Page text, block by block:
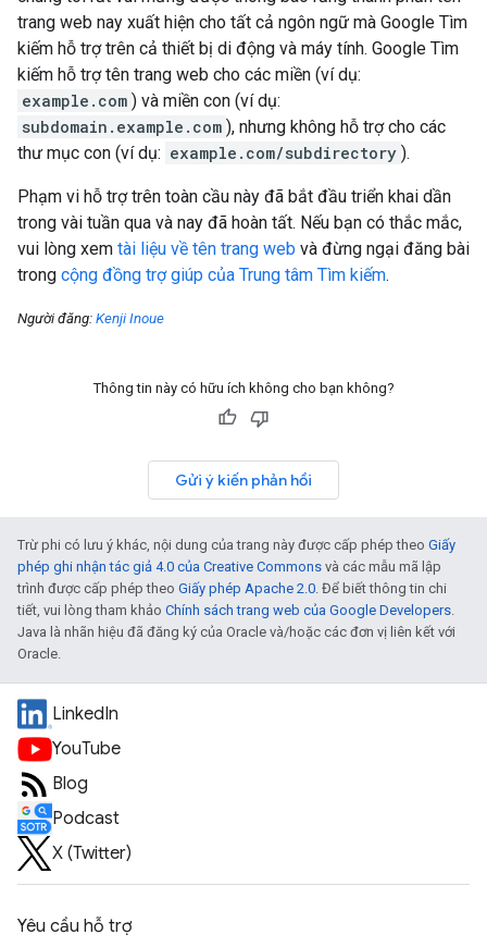
trang web nay xuất hiện cho tất cả ngôn ngữ mà Google Tìm
kiếm hỗ trợ trên cả thiết bị di động và máy tính. Google Tìm
kiếm hỗ trợ tên trang web cho các miền (ví dụ:
example.com ) và miền con (ví dụ:
subdomain.example.com ), nhưng không hỗ trợ cho các
thư mục con (ví dụ: example.com/subdirectory ).
Phạm vi hỗ trợ trên toàn cầu này đã bắt đầu triển khai dần
trong vài tuần qua và nay đã hoàn tất. Nếu bạn có thắc mắc,
vui lòng xem tài liệu về tên trang web và đừng ngại đăng bài
trong cộng đồng trợ giúp của Trung tâm Tìm kiếm.
Người đăng: Kenji Inoue
Thông tin này có hữu ích không cho bạn không?
Gửi ý kiến phản hồi
Trừ phi có lưu ý khác, nội dung của trang này được cấp phép theo Giấy
phép ghi nhận tác giả 4.0 của Creative Commons và các mẫu mã lập
trình được cấp phép theo Giấy phép Apache 2.0. Để biết thông tin chi
tiết, vui lòng tham khảo Chính sách trang web của Google Developers.
Java là nhãn hiệu đã đăng ký của Oracle và/hoặc các đơn vị liên kết với
Oracle.
LinkedIn
YouTube
Blog
Podcast
X (Twitter)
Yêu cầu hỗ trợ